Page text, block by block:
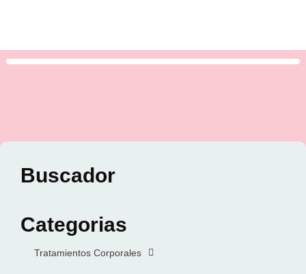
Buscador
Categorias
Tratamientos Corporales